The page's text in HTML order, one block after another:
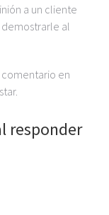
a un cliente
al
en
responder